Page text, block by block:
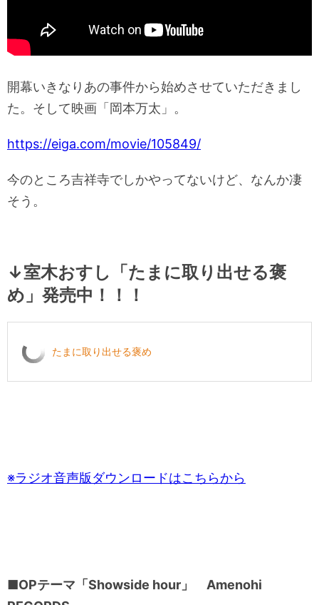
開幕いきなりあの事件から始めさせていただきまし
た。そして映画「岡本万太」。
https://eiga.com/movie/105849/
今のところ吉祥寺でしかやってないけど、なんか凄
そう。
↓室木おすし「たまに取り出せる褒
め」発売中！！！
たまに取り出せる褒め
※ラジオ音声版ダウンロードはこちらから
■OPテーマ「Showside hour」 Amenohi